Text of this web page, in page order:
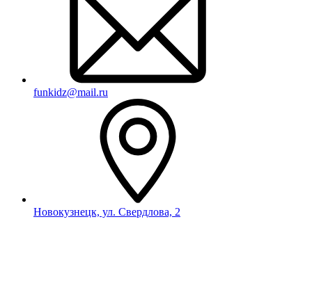
funkidz@mail.ru
Новокузнецк, ул. Свердлова, 2